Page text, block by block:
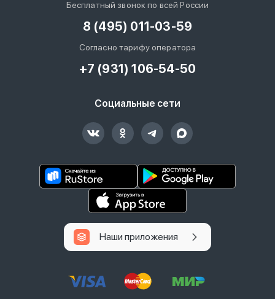
Бесплатный звонок по всей России
8 (495) 011-03-59
Согласно тарифу оператора
+7 (931) 106-54-50
Социальные сети
Наши приложения